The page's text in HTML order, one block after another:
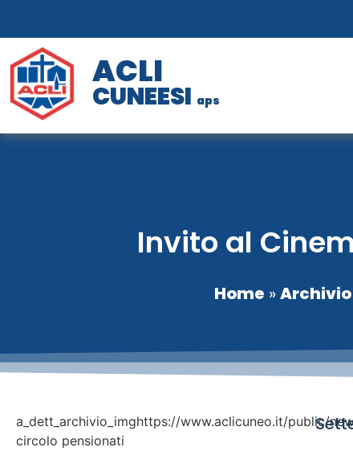
ACLI
CUNEESI aps
Invito al
Home »Archivio
a_dett_archivio_imghttps://www.aclicuneo.it/public/
circolo pensionati